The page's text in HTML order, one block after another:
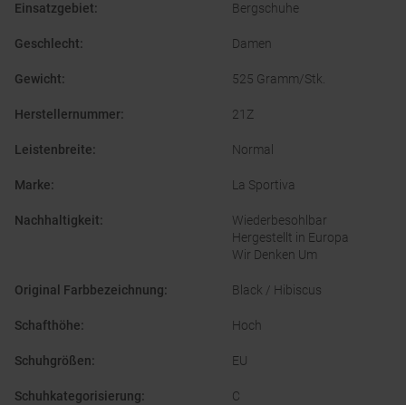
Einsatzgebiet: Bergschuhe
Geschlecht: Damen
Gewicht: 525 Gramm/Stk.
Herstellernummer: 21Z
Leistenbreite: Normal
Marke: La Sportiva
Nachhaltigkeit:
Wiederbesohlbar
Hergestellt in Europa
Wir Denken Um
Original Farbbezeichnung: Black / Hibiscus
Schafthöhe: Hoch
Schuhgrößen: EU
Schuhkategorisierung: C